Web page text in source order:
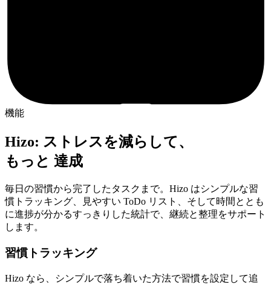
機能
Hizo: ストレスを減らして、
もっと 達成
毎日の習慣から完了したタスクまで。Hizo はシンプルな習
慣トラッキング、見やすい ToDo リスト、そして時間ととも
に進捗が分かるすっきりした統計で、継続と整理をサポート
します。
習慣トラッキング
Hizo なら、シンプルで落ち着いた方法で習慣を設定して追